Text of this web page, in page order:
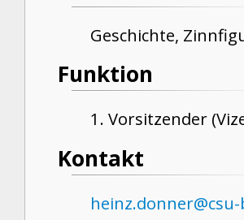
Geschichte,
Funktion
1. Vorsitzender
Kontakt